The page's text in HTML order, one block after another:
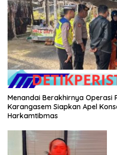
Menandai Berakhirnya Operasi
Karangasem Siapkan Apel
Harkamtibmas